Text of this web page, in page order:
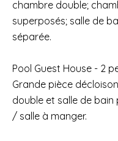
chambre double;
superposés; salle de
séparée.
Pool Guest House - 2
Grande pièce
double et salle de
/ salle à manger.